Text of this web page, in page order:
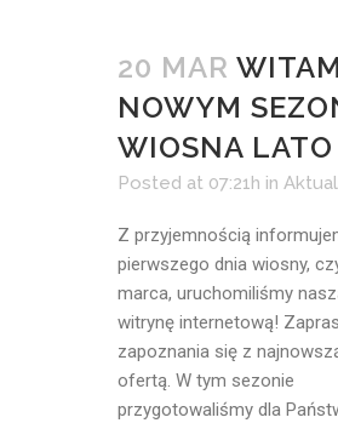
20 MAR
NOWYM
WIOSNA
Posted at 07:21h in
Z przyjemnością
pierwszego dnia wiosny,
marca, uruchomiliśmy
witrynę internetową!
zapoznania się z
ofertą. W tym sezonie
przygotowaliśmy dla